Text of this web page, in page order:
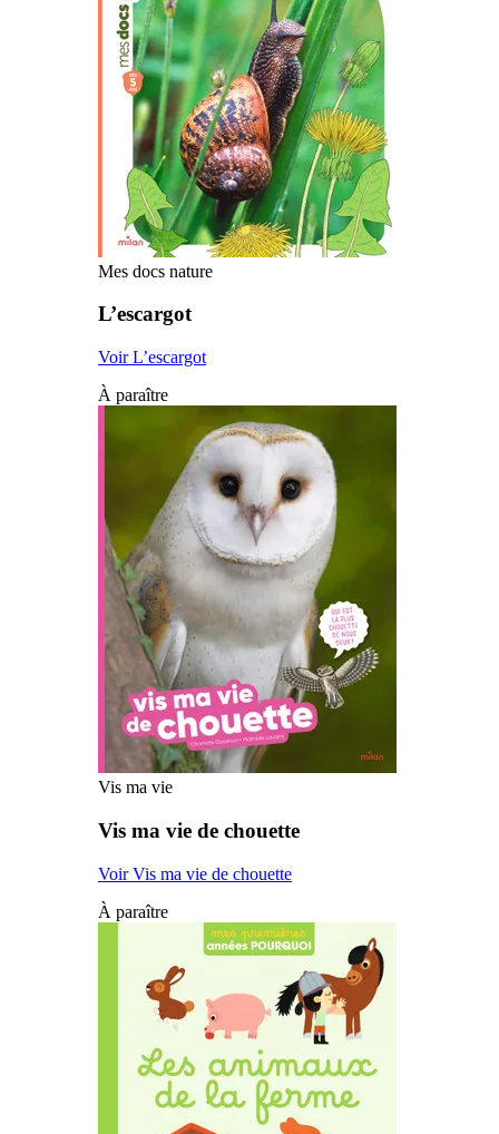
Mes docs nature
L’escargot
Voir L’escargot
À paraître
Vis ma vie
Vis ma vie de chouette
Voir Vis ma vie de chouette
À paraître